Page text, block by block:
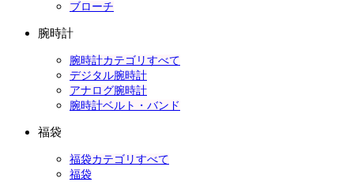
ブローチ
腕時計
腕時計カテゴリすべて
デジタル腕時計
アナログ腕時計
腕時計ベルト・バンド
福袋
福袋カテゴリすべて
福袋